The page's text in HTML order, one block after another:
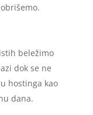
beležimo
dok se ne
hostinga kao
dana.